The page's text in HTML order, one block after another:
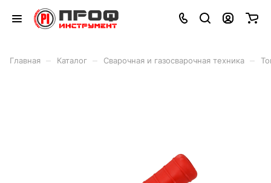
Главная Каталог Сварочная и газосварочная техника